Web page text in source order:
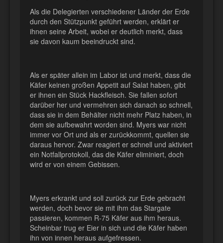
Als die Delegierten verschiedener Länder der Erde
durch den Stützpunkt geführt werden, erklärt er
ihnen seine Arbeit, wobei er deutlich merkt, dass
sie davon kaum beeindruckt sind.
Als er später allein im Labor ist und merkt, dass die
Käfer keinen großen Appetit auf Salat haben, gibt
er ihnen ein Stück Hackfleisch. Sie fallen sofort
darüber her und vermehren sich danach so schnell,
dass sie in dem Behälter nicht mehr Platz haben, in
dem sie aufbewahrt worden sind. Myers war nicht
immer vor Ort und als er zurückkommt, quellen sie
daraus hervor. Zwar reagiert er schnell und aktiviert
ein Notfallprotokoll, das die Käfer eliminiert, doch
wird er von einem Gebissen.
Myers erkrankt und soll zurück zur Erde gebracht
werden, doch bevor sie mit ihm das Stargate
passieren, kommen R-75 Käfer aus ihm heraus.
Scheinbar trug er Eier in sich und die Käfer haben
ihn von innen heraus aufgefressen.